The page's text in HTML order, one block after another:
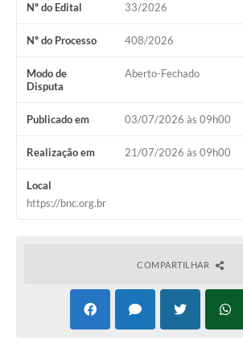
Nº do Edital 33/2026
Nº do Processo 408/2026
Modo de
Disputa
Aberto-Fechado
Publicado em 03/07/2026 às 09h00
Realização em 21/07/2026 às 09h00
Local
https://bnc.org.br
COMPARTILHAR